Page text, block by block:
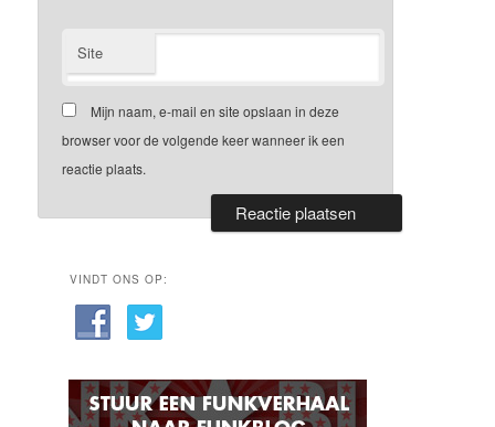
Site
Mijn naam, e-mail en site opslaan in deze
browser voor de volgende keer wanneer ik een
reactie plaats.
VINDT ONS OP: